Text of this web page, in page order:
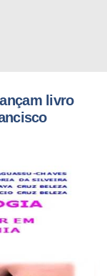
livro